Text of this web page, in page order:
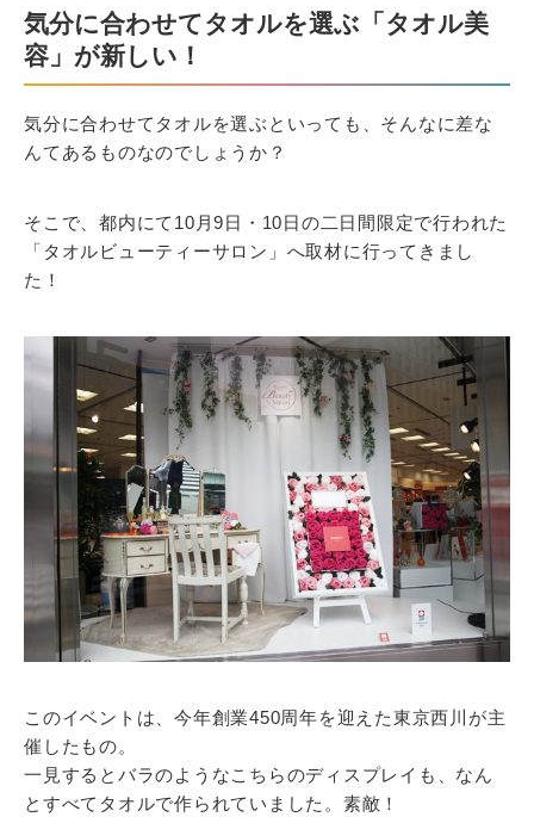
気分に合わせてタオルを選ぶ「タオル美
容」が新しい！
気分に合わせてタオルを選ぶといっても、そんなに差な
んてあるものなのでしょうか？
そこで、都内にて10月9日・10日の二日間限定で行われた
「タオルビューティーサロン」へ取材に行ってきまし
た！
このイベントは、今年創業450周年を迎えた東京西川が主
催したもの。
一見するとバラのようなこちらのディスプレイも、なん
とすべてタオルで作られていました。素敵！